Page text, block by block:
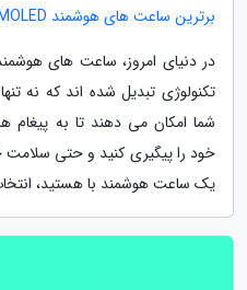
برترین ساعت های هوشمند AMOLED؛ 8 مدل کاربرپسند تا 3 میلیون
در دنیای امروز، ساعت های
تکنولوژی تبدیل شده اند که نه
شما امکان می دهند تا به پیغام
خود را پیگیری کنید و حتی سلامت
یک ساعت هوشمند با هستید،